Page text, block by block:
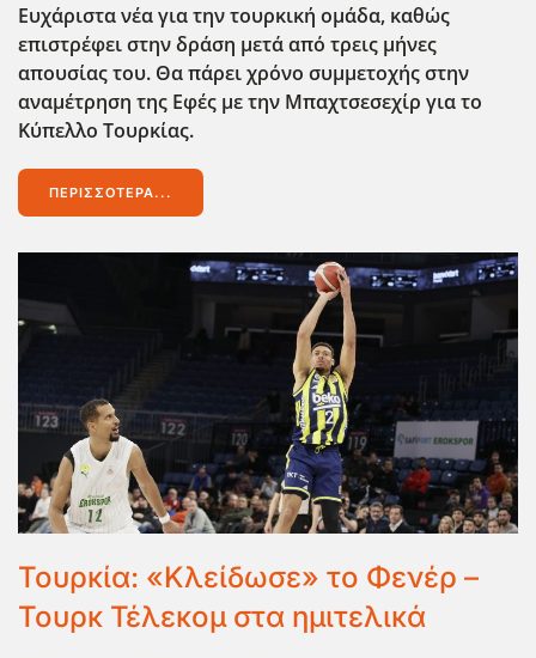
Ευχάριστα νέα για την τουρκική ομάδα, καθώς
επιστρέφει στην δράση μετά από τρεις μήνες
απουσίας του. Θα πάρει χρόνο συμμετοχής στην
αναμέτρηση της Εφές με την Μπαχτσεσεχίρ για το
Κύπελλο Τουρκίας.
ΠΕΡΙΣΣΌΤΕΡΑ...
Τουρκία: «Κλείδωσε» το Φενέρ –
Τουρκ Τέλεκομ στα ημιτελικά